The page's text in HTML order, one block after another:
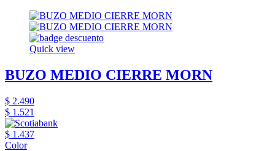
Quick view
BUZO MEDIO CIERRE MORN
$ 2.490
$ 1.521
$ 1.437
Color